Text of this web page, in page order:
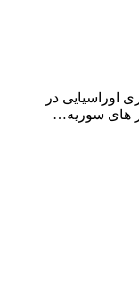
اوراسیایی در
های سوریه…